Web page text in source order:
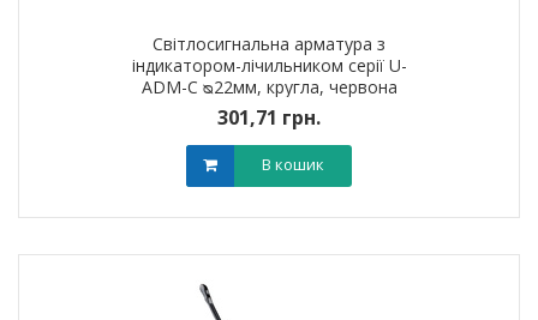
Світлосигнальна арматура з
індикатором-лічильником серії U-
ADM-С ᴓ22мм, кругла, червона
301,71 грн.
В кошик